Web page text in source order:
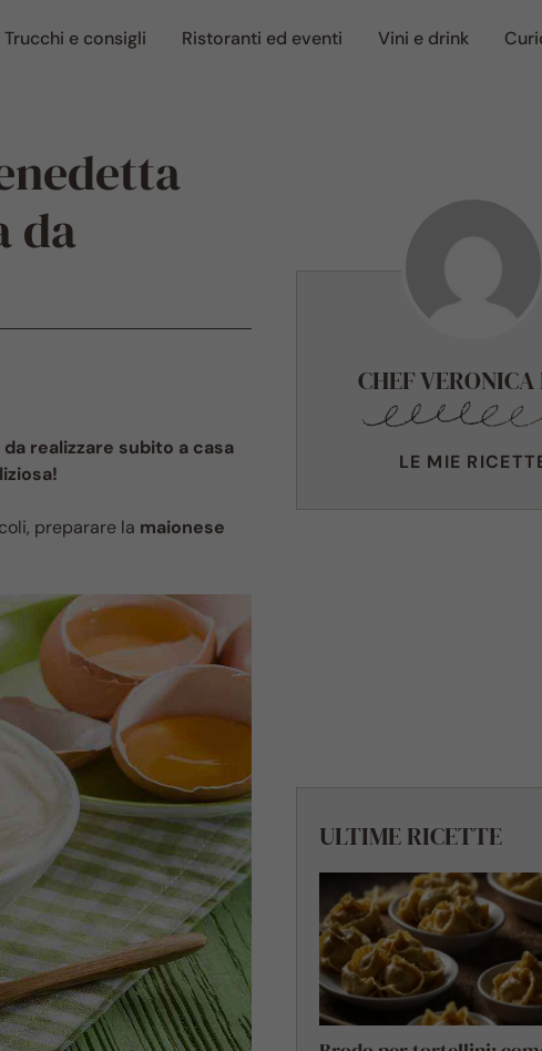
Trucchi e consigli Ristoranti ed eventi Vini e drink
da
realizzare subito a casa
preparare la maionese
CHEF
LE MIE
ULTIME RICETTE